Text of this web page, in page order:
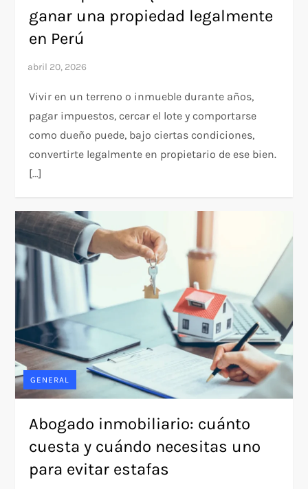
ganar una propiedad legalmente
en Perú
Vivir en un terreno o inmueble durante años,
pagar impuestos, cercar el lote y comportarse
como dueño puede, bajo ciertas condiciones,
convertirte legalmente en propietario de ese bien.
[…]
GENERAL
Abogado inmobiliario: cuánto
cuesta y cuándo necesitas uno
para evitar estafas